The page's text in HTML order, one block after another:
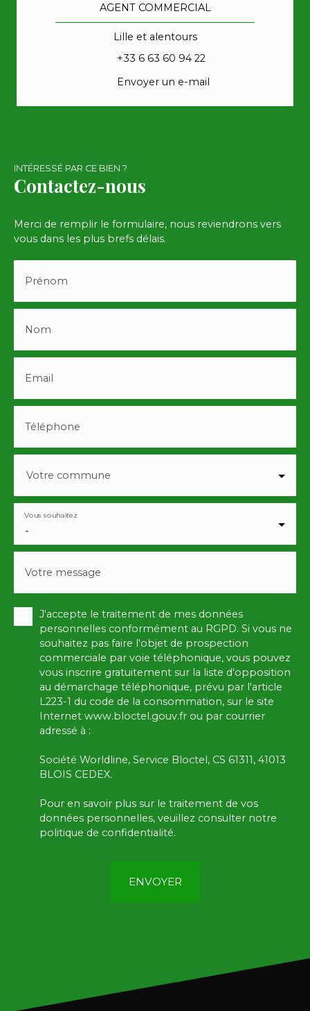
AGENT COMMERCIAL
Lille et alentours
+33 6 63 60 94 22
Envoyer un e-mail
INTÉRESSÉ PAR CE BIEN ?
Contactez-nous
Merci de remplir le formulaire, nous reviendrons vers
vous dans les plus brefs délais.
Prénom
Nom
Email
Téléphone
Votre commune
-
Vous souhaitez
Votre message
J'accepte le traitement de mes données
personnelles conformément au RGPD. Si vous ne
souhaitez pas faire l'objet de prospection
commerciale par voie téléphonique, vous pouvez
vous inscrire gratuitement sur la liste d'opposition
au démarchage téléphonique, prévu par l'article
L223-1 du code de la consommation, sur le site
Internet www.bloctel.gouv.fr ou par courrier
adressé à :
Société Worldline, Service Bloctel, CS 61311, 41013
BLOIS CEDEX.
Pour en savoir plus sur le traitement de vos
données personnelles, veuillez consulter notre
politique de confidentialité.
ENVOYER